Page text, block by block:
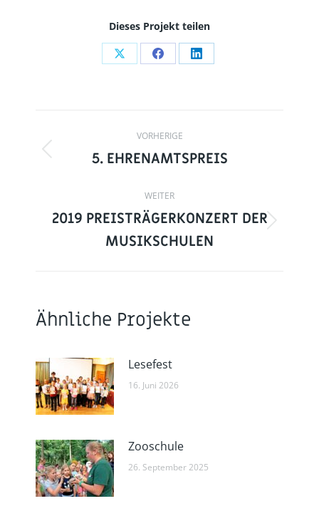
Dieses Projekt teilen
Auf
Auf
Auf
VORHERIGE
Vorheriger
5. EHRENAMTSPREIS
WEITER
Beitrag:
2019 PREISTRÄGERKONZERT DER
MUSIKSCHULEN
Ähnliche Projekte
Lesefest
16. Juni 2026
Zooschule
26. September 2025